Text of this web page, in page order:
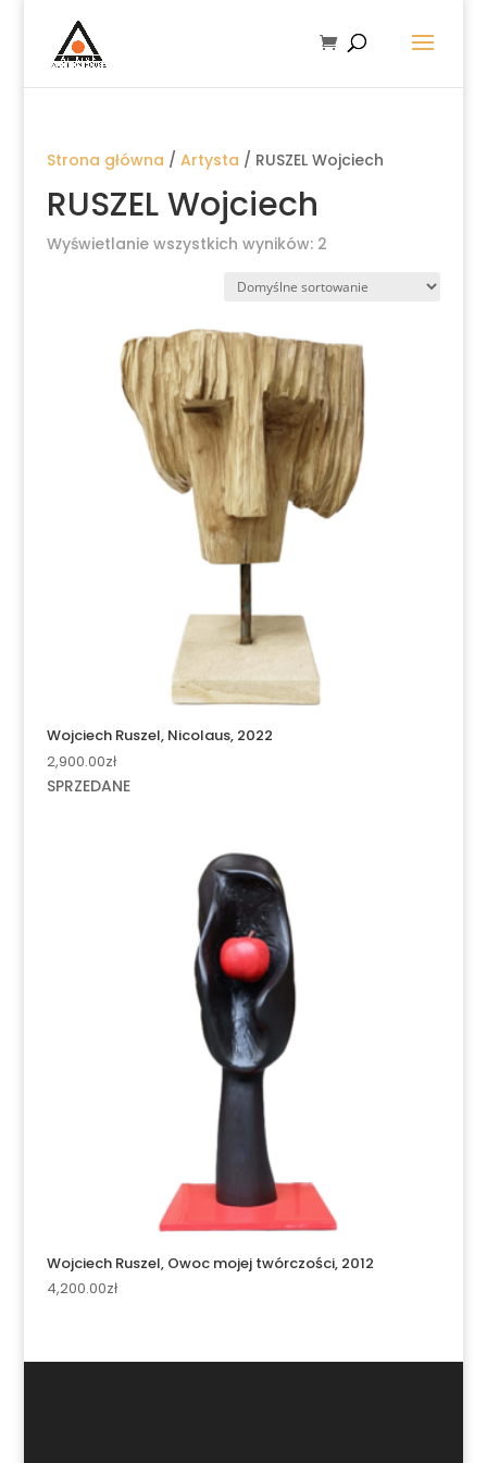
Strona główna / Artysta / RUSZEL Wojciech
RUSZEL Wojciech
Wyświetlanie wszystkich wyników: 2
Wojciech Ruszel, Nicolaus, 2022
2,900.00zł
SPRZEDANE
Wojciech Ruszel, Owoc mojej twórczości, 2012
4,200.00zł